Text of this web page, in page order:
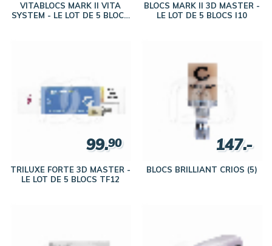
VITABLOCS MARK II VITA
SYSTEM - LE LOT DE 5 BLOCS
BLOCS MARK II 3D MASTER -
LE LOT DE 5 BLOCS I10
TRILUXE FORTE 3D MASTER -
LE LOT DE 5 BLOCS TF12
99.90
BLOCS BRILLIANT CRIOS (5)
147.-